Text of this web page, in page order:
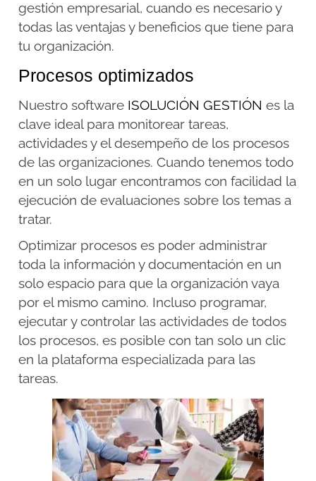
gestión empresarial, cuando es necesario y
todas las ventajas y beneficios que tiene para
tu organización.
Procesos optimizados
Nuestro software ISOLUCIÓN GESTIÓN es la
clave ideal para monitorear tareas,
actividades y el desempeño de los procesos
de las organizaciones. Cuando tenemos todo
en un solo lugar encontramos con facilidad la
ejecución de evaluaciones sobre los temas a
tratar.
Optimizar procesos es poder administrar
toda la información y documentación en un
solo espacio para que la organización vaya
por el mismo camino. Incluso programar,
ejecutar y controlar las actividades de todos
los procesos, es posible con tan solo un clic
en la plataforma especializada para las
tareas.